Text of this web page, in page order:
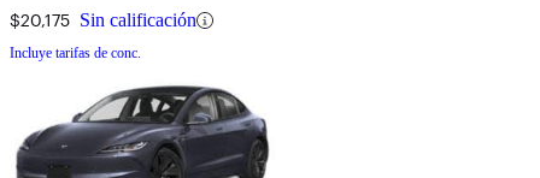
$20,175 Sin calificación
Incluye tarifas de conc.